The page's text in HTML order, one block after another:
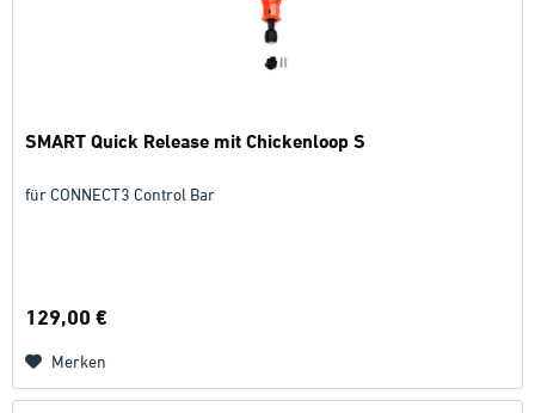
SMART Quick Release mit Chickenloop S
für CONNECT3 Control Bar
129,00 €
Merken